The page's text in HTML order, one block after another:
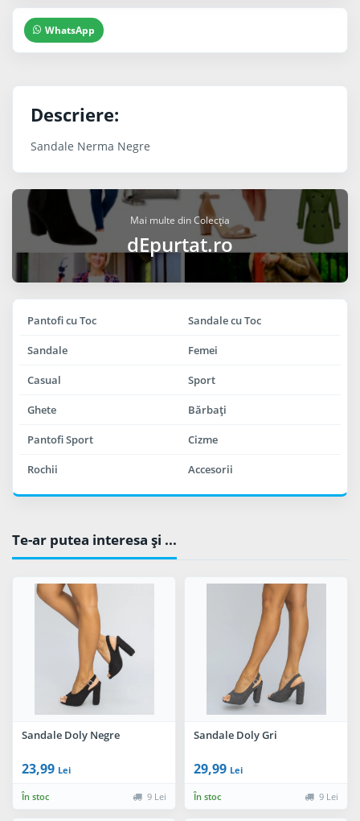
WhatsApp
Descriere:
Sandale Nerma Negre
Mai multe din Colecția
dEpurtat.ro
Pantofi cu Toc Sandale cu Toc
Sandale Femei
Casual Sport
Ghete Bărbaţi
Pantofi Sport Cizme
Rochii Accesorii
Te-ar putea interesa şi ...
Sandale Doly Negre
23,99 Lei
În stoc 9 Lei
Sandale Doly Gri
29,99 Lei
În stoc 9 Lei